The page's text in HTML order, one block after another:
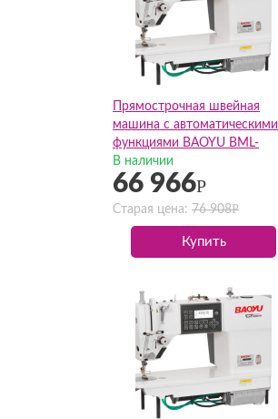
Прямострочная швейная
машина с автоматическими
функциями BAOYU BML-
288ZS-X2(Комплект)
В наличии
66 966Р
Старая цена: 76 908Р
Купить